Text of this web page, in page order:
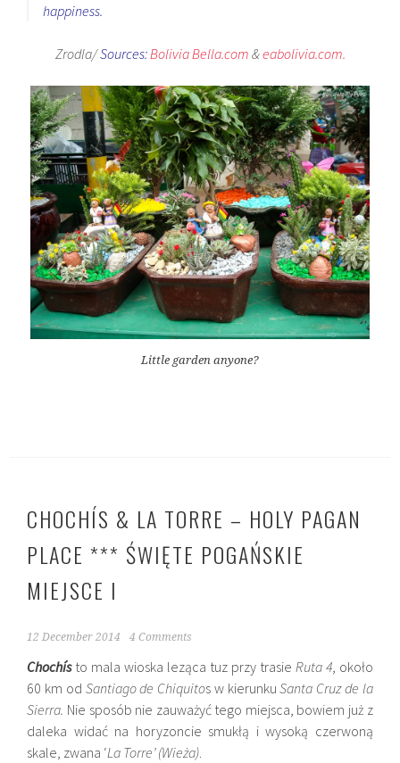
happiness.
Zrodla/Sources: Bolivia Bella.com &eabolivia.com.
Little garden anyone?
CHOCHÍS & LA TORRE – HOLY PAGAN
PLACE *** ŚWIĘTE POGAŃSKIE
MIEJSCE I
12 December 2014 4 Comments
Chochísto mala wioska leząca tuz przy trasie Ruta 4, około
60 km od Santiago de Chiquitos w kierunkuSanta Cruz de la
Sierra. Nie sposób nie zauważyć tego miejsca, bowiem już z
daleka widać na horyzoncie smukłą i wysoką czerwoną
skale, zwana ‘La Torre’ (Wieża).